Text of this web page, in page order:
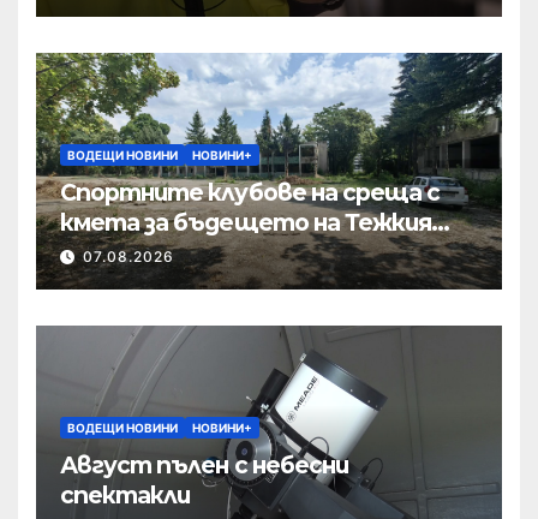
ВОДЕЩИ НОВИНИ НОВИНИ+
Спортните клубове на среща с
кмета за бъдещето на Тежкия
полк
07.08.2026
ВОДЕЩИ НОВИНИ НОВИНИ+
Август пълен с небесни
спектакли